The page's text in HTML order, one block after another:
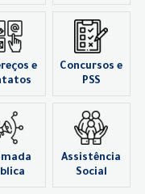
e
Concursos e
PSS
Assistência
Social